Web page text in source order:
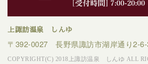
・チェックイン15時、チェックアウ
【お食事】
・朝夕個室料亭で個室食
上諏訪温泉 しんゆ
〒392-0027 長野県諏訪市湖岸通り2-
COPYRIGHT(C) 2018上諏訪温泉 しんゆ ALL